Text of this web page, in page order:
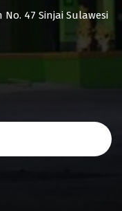
No. 47 Sinjai Sulawesi